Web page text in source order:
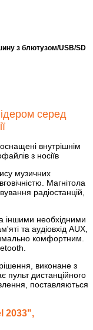
з блютузом/USB/SD
серед
внутрішнім
з носіїв
музичних
Магнітола
радіостанцій,
іншими необхідними
та аудіовхід AUX,
комфортним.
виконане з
пульт дистанційного
поставляються
2033",